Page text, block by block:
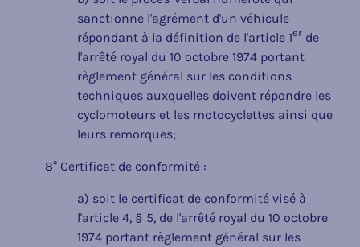
sanctionne l'agrément d'un véhicule
répondant à la définition de l'article 1er de
l'arrêté royal du 10 octobre 1974 portant
règlement général sur les conditions
techniques auxquelles doivent répondre les
cyclomoteurs et les motocyclettes ainsi que
leurs remorques;
8° Certificat de conformité :
a) soit le certificat de conformité visé à
l'article 4, § 5, de l'arrêté royal du 10 octobre
1974 portant règlement général sur les